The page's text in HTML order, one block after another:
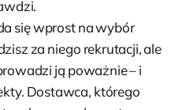
się wprost na wybór
za niego rekrutacji, ale
ją poważnie – i
Dostawca, którego